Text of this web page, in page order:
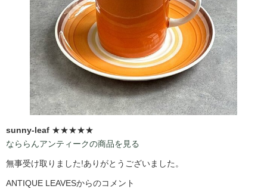
sunny-leaf ★★★★★
なららんアンティークの商品を見る
無事受け取りました!ありがとうございました。
ANTIQUE LEAVESからのコメント